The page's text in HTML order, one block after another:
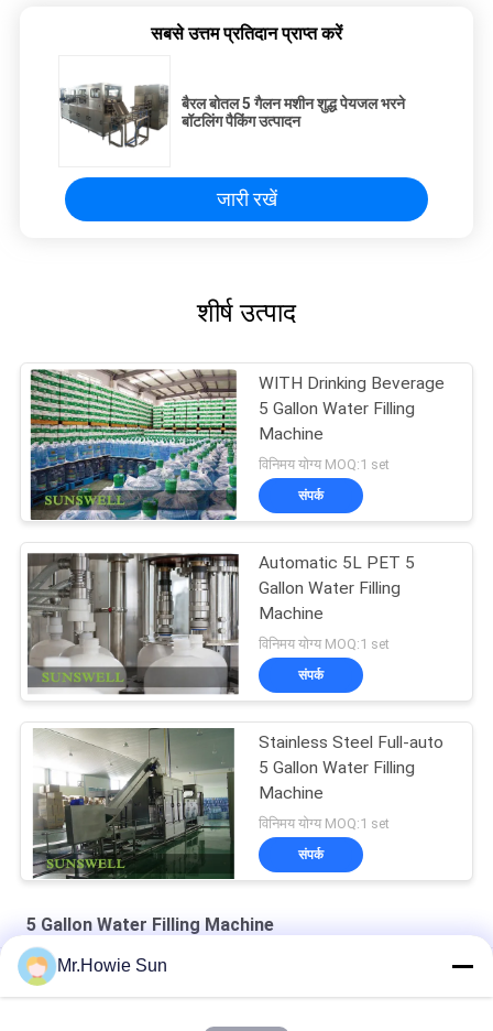
सबसे उत्तम प्रतिदान प्राप्त करें
बैरल बोतल 5 गैलन मशीन शुद्ध पेयजल भरने
बॉटलिंग पैकिंग उत्पादन
जारी रखें
शीर्ष उत्पाद
WITH Drinking Beverage
5 Gallon Water Filling
Machine
विनिमय योग्य MOQ:1 set
संपर्क
Automatic 5L PET 5
Gallon Water Filling
Machine
विनिमय योग्य MOQ:1 set
संपर्क
Stainless Steel Full-auto
5 Gallon Water Filling
Machine
विनिमय योग्य MOQ:1 set
संपर्क
5 Gallon Water Filling Machine
600 गैलन मिनरल ड्रिंकिंग 5 गैलन वाटर फिलिंग मशीन वाशिंग फिलिंग कैपिंग प्लांट
Mr.Howie Sun